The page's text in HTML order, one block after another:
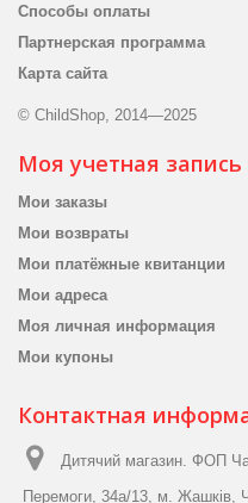
Способы оплаты
Партнерская программа
Карта сайта
© ChildShop, 2014—2025
Моя учетная запись
Мои заказы
Мои возвраты
Мои платёжные квитанции
Мои адреса
Моя личная информация
Мои купоны
Контактная
Дитячий магазин. ФОП
Перемоги, 34а/13, м. Жашків,